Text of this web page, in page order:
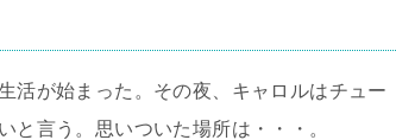
活が始まった。その夜、キャロルはチュー
と言う。思いついた場所は・・・。